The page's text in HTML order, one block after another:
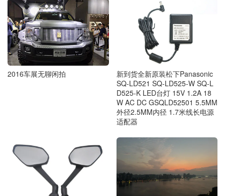
2016车展无聊闲拍
新到货全新原装松下Panasonic
SQ-LD521 SQ-LD525-W SQ-L
D525-K LED台灯 15V 1.2A 18
W AC DC GSQLD52501 5.5MM
外径2.5MM内径 1.7米线长电源
适配器